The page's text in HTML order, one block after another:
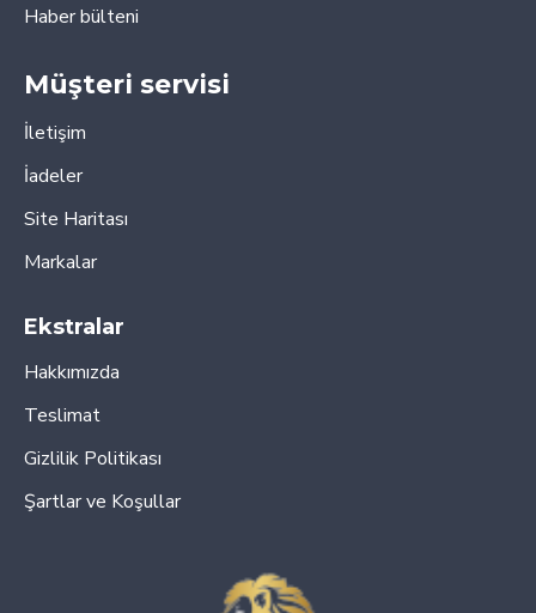
Haber bülteni
Müşteri servisi
İletişim
İadeler
Site Haritası
Markalar
Ekstralar
Hakkımızda
Teslimat
Gizlilik Politikası
Şartlar ve Koşullar